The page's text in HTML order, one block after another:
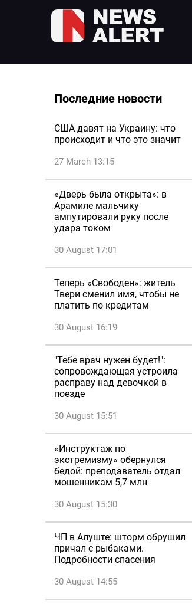
Последние новости
США давят на Украину: что
происходит и что это значит
27 March 13:15
«Дверь была открыта»: в
Арамиле мальчику
ампутировали руку после
удара током
30 August 17:01
Теперь «Свободен»: житель
Твери сменил имя, чтобы не
платить по кредитам
30 August 16:19
"Тебе врач нужен будет!":
сопровождающая устроила
расправу над девочкой в
поезде
30 August 15:51
«Инструктаж по
экстремизму» обернулся
бедой: преподаватель отдал
мошенникам 5,7 млн
30 August 15:30
ЧП в Алуште: шторм обрушил
причал с рыбаками.
Подробности спасения
30 August 14:55